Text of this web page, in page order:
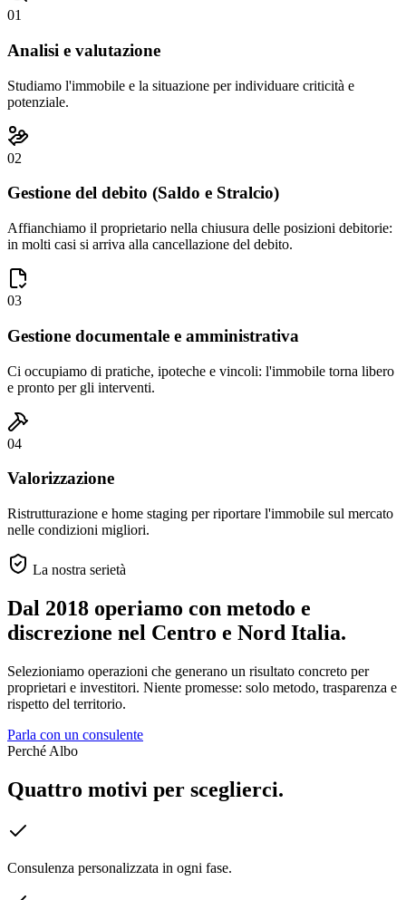
01
Analisi e valutazione
Studiamo l'immobile e la situazione per individuare criticità e
potenziale.
02
Gestione del debito (Saldo e Stralcio)
Affianchiamo il proprietario nella chiusura delle posizioni debitorie:
in molti casi si arriva alla cancellazione del debito.
03
Gestione documentale e amministrativa
Ci occupiamo di pratiche, ipoteche e vincoli: l'immobile torna libero
e pronto per gli interventi.
04
Valorizzazione
Ristrutturazione e home staging per riportare l'immobile sul mercato
nelle condizioni migliori.
La nostra serietà
Dal 2018 operiamo con metodo e
discrezione nel Centro e Nord Italia.
Selezioniamo operazioni che generano un risultato concreto per
proprietari e investitori. Niente promesse: solo metodo, trasparenza e
rispetto del territorio.
Parla con un consulente
Perché Albo
Quattro motivi per sceglierci.
Consulenza personalizzata in ogni fase.